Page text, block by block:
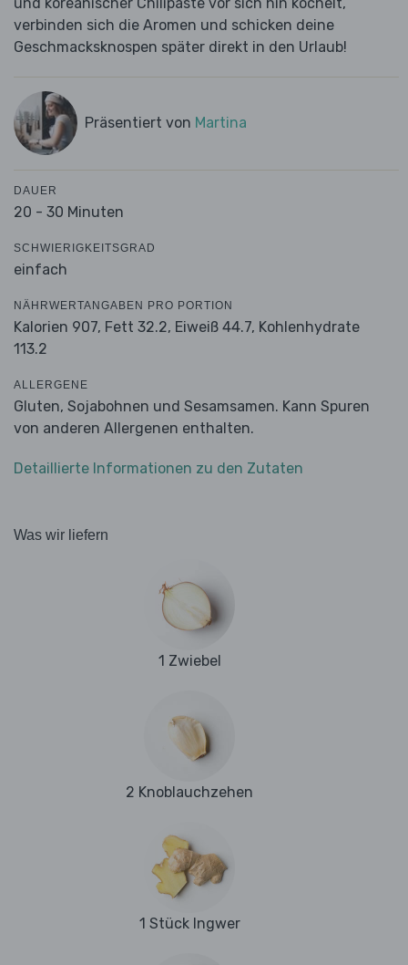
und koreanischer Chilipaste vor sich hin köchelt,
verbinden sich die Aromen und schicken deine
Geschmacksknospen später direkt in den Urlaub!
Präsentiert von Martina
DAUER
20 - 30 Minuten
SCHWIERIGKEITSGRAD
einfach
NÄHRWERTANGABEN PRO PORTION
Kalorien 907, Fett 32.2, Eiweiß 44.7, Kohlenhydrate
113.2
ALLERGENE
Gluten, Sojabohnen und Sesamsamen. Kann Spuren
von anderen Allergenen enthalten.
Detaillierte Informationen zu den Zutaten
Was wir liefern
1 Zwiebel
2 Knoblauchzehen
1 Stück Ingwer